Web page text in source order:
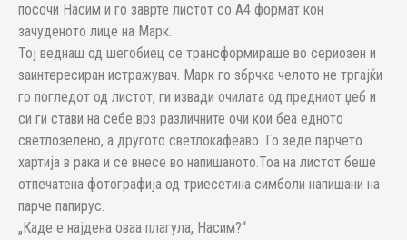
посочи Насим и го заврте листот со А4 формат кон
зачуденото лице на Марк.
Тој веднаш од шегобиец се трансформираше во сериозен и
заинтересиран истражувач. Марк го збрчка челото не тргајќи
го погледот од листот, ги извади очилата од предниот џеб и
си ги стави на себе врз различните очи кои беа едното
светлозелено, а другото светлокафеаво. Го зеде парчето
хартија в рака и се внесе во напишаното.Тоа на листот беше
отпечатена фотографија од триесетина симболи напишани на
парче папирус.
„Каде е најдена оваа плагула, Насим?“